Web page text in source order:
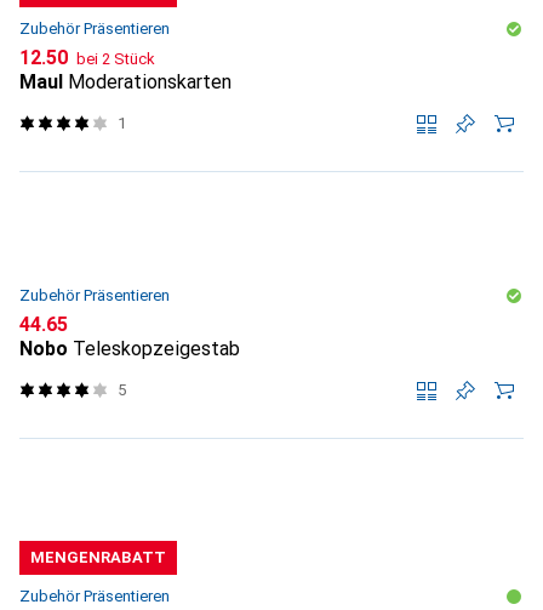
Zubehör Präsentieren
CHF
12.50 bei 2 Stück
Maul Moderationskarten
1
Zubehör Präsentieren
CHF
44.65
Nobo Teleskopzeigestab
5
MENGENRABATT
Zubehör Präsentieren